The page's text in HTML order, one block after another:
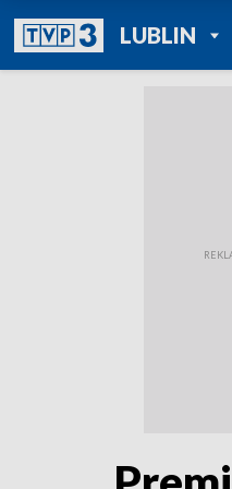
LUBLIN
POWRÓT
TVP